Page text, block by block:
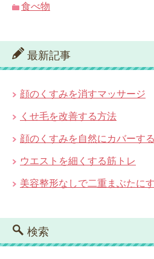
食べ物
最新記事
顔のくすみを消すマッサージ
くせ毛を改善する方法
顔のくすみを自然にカバーす
ウエストを細くする筋トレ
美容整形なしで二重まぶたに
検索